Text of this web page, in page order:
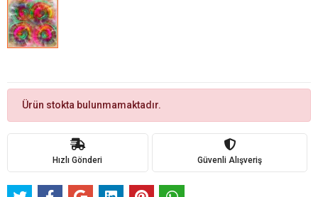
Ürün stokta bulunmamaktadır.
Hızlı Gönderi Güvenli Alışveriş